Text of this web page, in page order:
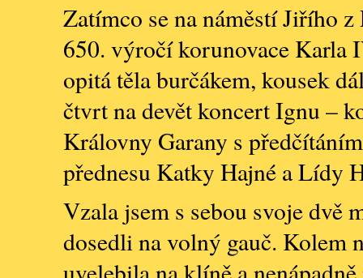
Zatímco se na náměstí Jiřího
650. výročí korunovace Karla
opitá těla burčákem, kousek
čtvrt na devět koncert Ignu –
Královny Garany s
přednesu Katky Hajné a Lídy
Vzala jsem s sebou svoje dvě
dosedli na volný gauč. Kolem